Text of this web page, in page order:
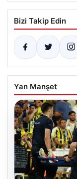
Bizi Takip Edin
Yan Manşet